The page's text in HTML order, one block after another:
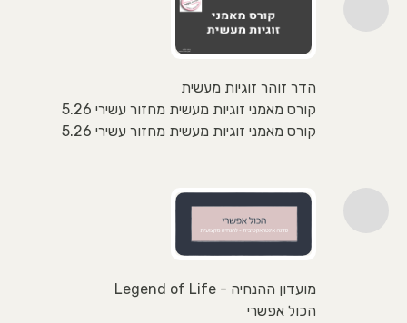
הדר זוהר זוגיות מעשית
קורס מאמני זוגיות מעשית מחזור עשירי 5.26
קורס מאמני זוגיות מעשית מחזור עשירי 5.26
מועדון ההנחיה - Legend of Life
הכול אפשרי